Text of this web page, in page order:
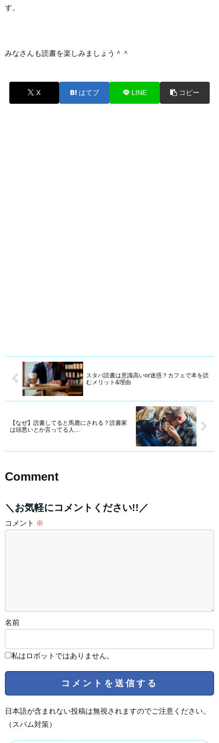
す。
みなさんも読書を楽しみましょう＾＾
X はてブ LINE コピー
スタバ読書は意識高いor迷惑？カフェで本を読
むメリット&理由
【なぜ】読書してると馬鹿にされる？読書家
は頭悪いとか言ってる人…
Comment
＼お気軽にコメントください!!／
コメント ※
名前
私はロボットではありません。
日本語が含まれない投稿は無視されますのでご注意ください。
（スパム対策）